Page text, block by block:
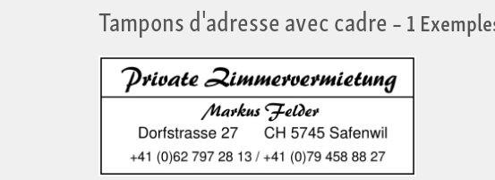
Tampons d'adresse avec cadre– 1